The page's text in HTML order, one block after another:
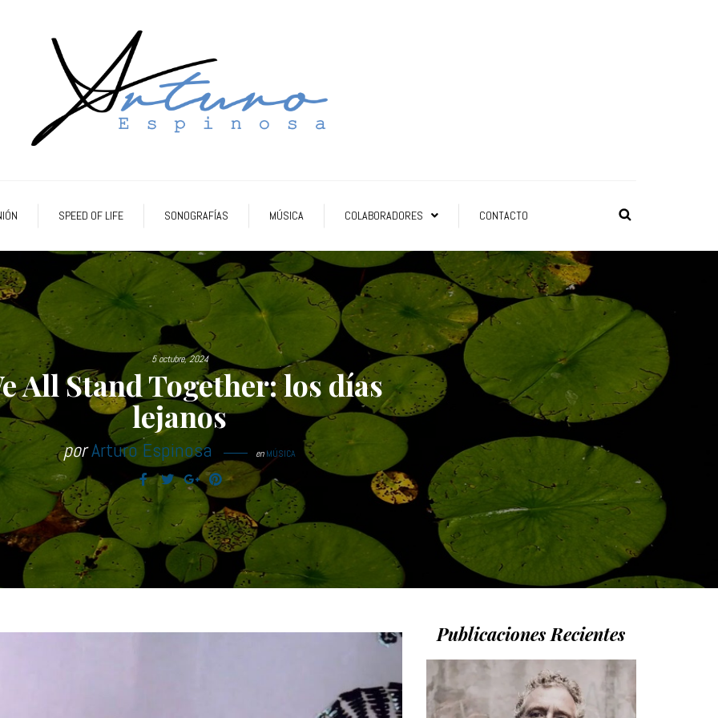
SPEED OF LIFE SONOGRAFÍAS MÚSICA COLABORADORES CONTACTO
5 octubre, 2024
All Stand Together: los días
lejanos
porArturo Espinosa enMÚSICA
Publicaciones Recientes